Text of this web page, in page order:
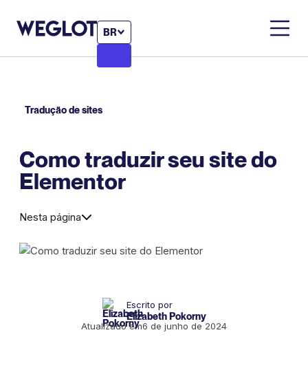
BR
Tradução de sites
Como traduzir seu site do
Elementor
Nesta página
Escrito por
Elizabeth Pokorny
Atualizado em6 de junho de 2024